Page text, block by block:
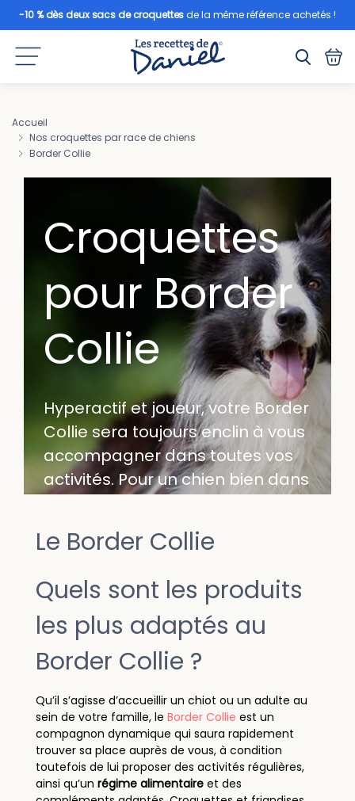
-10 % dès deux sacs de croquettesde la même référence achetés !
Accueil
Nos croquettes par race de chiens
Border Collie
Croquettes
pour Border
Collie
Hyperactif et joueur, votre Border
Collie sera toujours enclin à vous
accompagner dans toutes vos
activités. Pour un chien bien dans
essentiels et nos croquettes Border
Collie adaptés à sa race.
Le Border Collie
Quels sont les produits
les plus adaptés au
Border Collie ?
Qu’il s’agisse d’accueillir un chiot ou un adulte au
sein de votre famille, le Border Collie est un
compagnon dynamique qui saura rapidement
trouver sa place auprès de vous, à condition
toutefois de lui proposer des activités régulières,
ainsi qu’un régime alimentaire et des